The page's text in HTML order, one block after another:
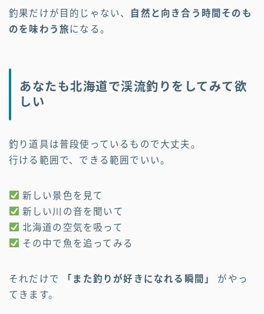
釣果だけが目的じゃない、 自然と向き合う時間そのも
のを味わう旅 になる。
あなたも北海道で渓流釣りをしてみて欲
しい
釣り道具は普段使っているもので大丈夫。
行ける範囲で、できる範囲でいい。
新しい景色を見て
新しい川の音を聞いて
北海道の空気を吸って
その中で魚を追ってみる
それだけで 「また釣りが好きになれる瞬間」
がやっ
てきます。